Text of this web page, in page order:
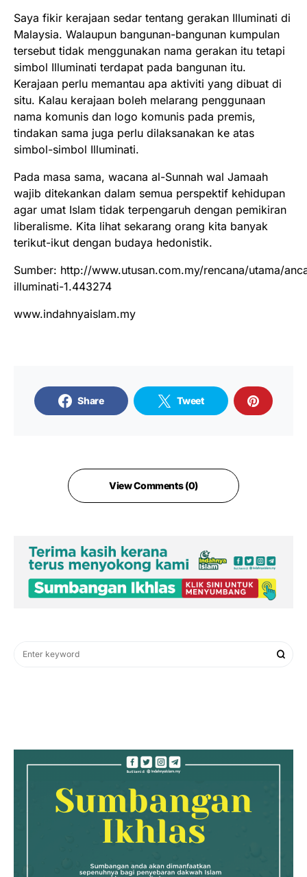
Saya fikir kerajaan sedar tentang gerakan Illuminati di
Malaysia. Walaupun bangunan-bangunan kumpulan
tersebut tidak menggunakan nama gerakan itu tetapi
simbol Illuminati terdapat pada bangunan itu.
Kerajaan perlu memantau apa aktiviti yang dibuat di
situ. Kalau kerajaan boleh melarang penggunaan
nama komunis dan logo komunis pada premis,
tindakan sama juga perlu dilaksanakan ke atas
simbol-simbol Illuminati.
Pada masa sama, wacana al-Sunnah wal Jamaah
wajib ditekankan dalam semua perspektif kehidupan
agar umat Islam tidak terpengaruh dengan pemikiran
liberalisme. Kita lihat sekarang orang kita banyak
terikut-ikut dengan budaya hedonistik.
Sumber: http://www.utusan.com.my/rencana/utama/
illuminati-1.443274
www.indahnyaislam.my
Share Tweet
View Comments (0)